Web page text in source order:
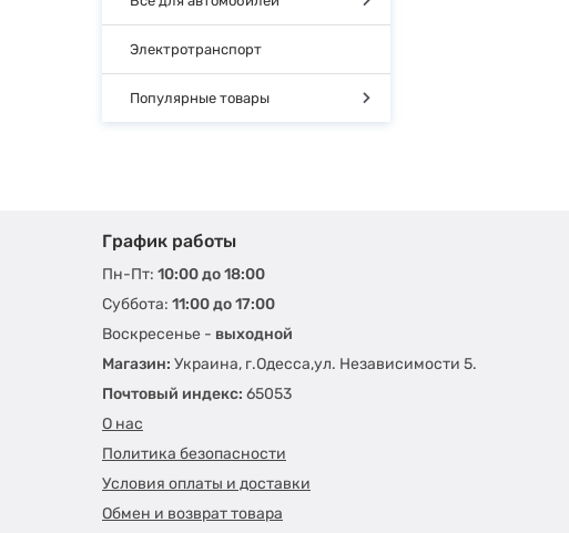
Электротранспорт
Популярные товары
График работы
Пн-Пт: 10:00 до 18:00
Суббота: 11:00 до 17:00
Воскресенье - выходной
Магазин: Украина, г.Одесса,ул. Независимости 5.
Почтовый индекс: 65053
О нас
Политика безопасности
Условия оплаты и доставки
Обмен и возврат товара